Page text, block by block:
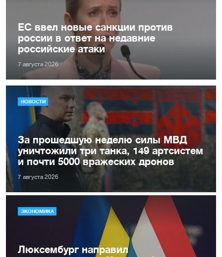
ЕС ввел новые санкции против
россии в ответ на недавние
российские атаки
7 августа 2026
НОВОСТИ
За прошедшую неделю силы МВД
уничтожили три танка, 149 артсистем
и почти 5000 вражеских дронов
7 августа 2026
ЭКОНОМИКА
Люксембург направил